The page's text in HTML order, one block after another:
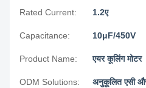
Rated Current: 1.2ए
Capacitance: 10μF/450V
Product Name: एयर कूलिंग मोटर
ODM Solutions: अनुकूलित एसी और